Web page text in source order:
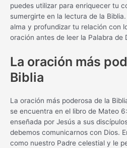
puedes utilizar para enriquecer tu
sumergirte en la lectura de la
alma y profundizar tu relación con
oración antes de leer la Palabra de
La oración más
Biblia
La oración más poderosa de la
se encuentra en el libro de Mateo
enseñada por Jesús a sus
debemos comunicarnos con Dios.
como nuestro Padre celestial y le